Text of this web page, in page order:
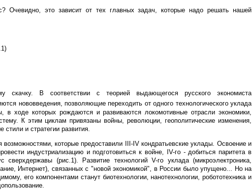
это зависит от тех главных задач, которые надо решать нашей
скачку. В соответствии с теорией выдающегося русского экономиста
нововведения, позволяющие переходить от одного технологического уклада
в ходе которых рождаются и развиваются локомотивные отрасли экономики,
К этим циклам привязаны войны, революции, геополитические изменения,
и стратегии развития.
которые предоставили III-IV кондратьевские уклады. Освоение и
индустриализацию и подготовиться к войне, IV-го - добиться паритета в
сверхдержавы (рис.1). Развитие технологий V-го уклада (микроэлектроника,
Интернет), связанных с "новой экономикой", в России было упущено... Но на
его компонентами станут биотехнологии, нанотехнологии, робототехника и